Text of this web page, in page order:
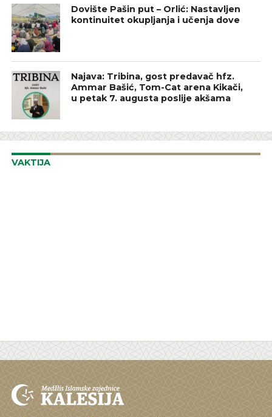
Dovište Pašin put – Orlić: Nastavljen
kontinuitet okupljanja i učenja dove
Najava: Tribina, gost predavač hfz.
Ammar Bašić, Tom-Cat arena Kikači,
u petak 7. augusta poslije akšama
VAKTIJA